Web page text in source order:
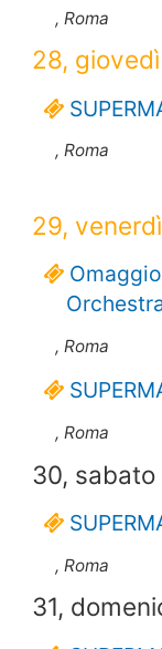
, Roma
28, giovedì
, Roma
29, venerdì
, Roma
, Roma
30, sabato
, Roma
31,